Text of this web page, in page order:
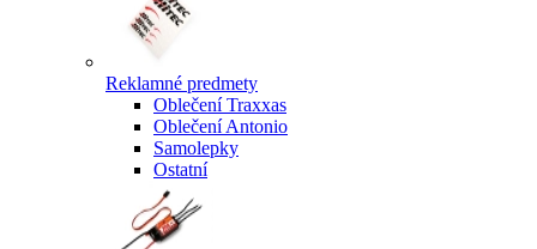
Reklamné predmety
Oblečení Traxxas
Oblečení Antonio
Samolepky
Ostatní